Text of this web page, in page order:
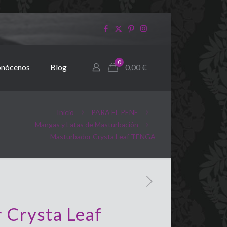
Blog
0
0,00€
Inicio
PARA EL PENE
Mangas y Latas de Masturbación
Masturbador Crysta Leaf TENGA
Leaf